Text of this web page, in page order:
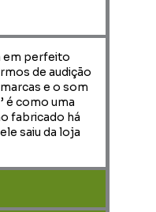
em perfeito
de audição
e o som
é como uma
fabricado há
saiu da loja